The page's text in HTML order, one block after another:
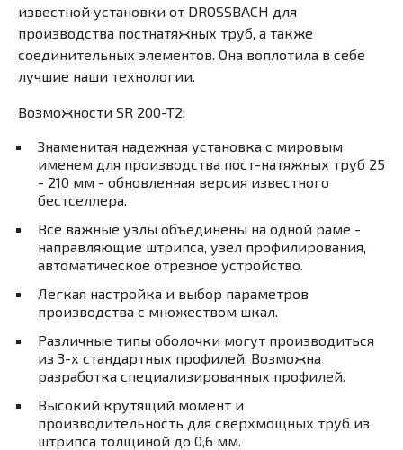
известной установки от DROSSBACH для
производства постнатяжных труб, а также
соединительных элементов. Она воплотила в себе
лучшие наши технологии.
Возможности SR 200-T2:
Знаменитая надежная установка с мировым
именем для производства пост-натяжных труб 25
- 210 мм - обновленная версия известного
бестселлера.
Все важные узлы объединены на одной раме -
направляющие штрипса, узел профилирования,
автоматическое отрезное устройство.
Легкая настройка и выбор параметров
производства с множеством шкал.
Различные типы оболочки могут производиться
из 3-х стандартных профилей. Возможна
разработка специализированных профилей.
Высокий крутящий момент и
производительность для сверхмощных труб из
штрипса толщиной до 0,6 мм.